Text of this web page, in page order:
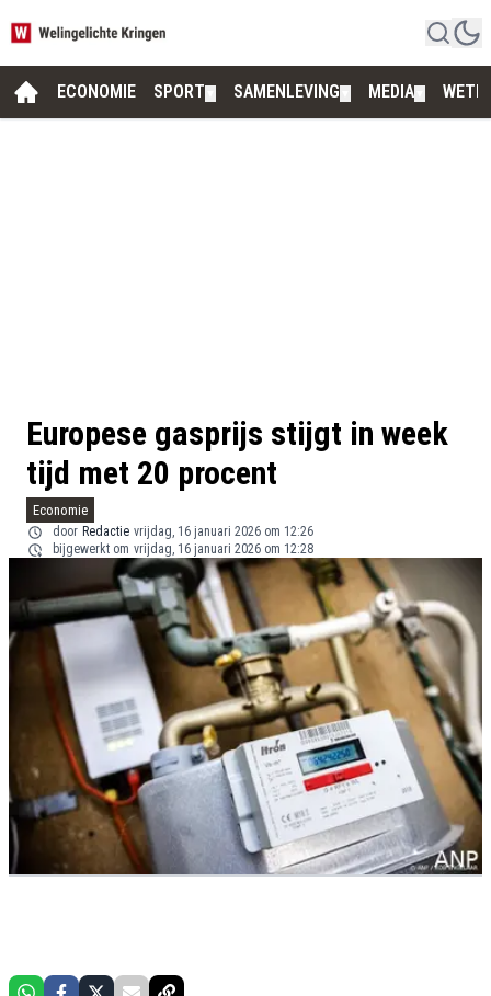
ECONOMIE SPORT SAMENLEVING MEDIA
Europese gasprijs stijgt in week
tijd met 20 procent
Economie
door Redactie vrijdag, 16 januari 2026 om 12:26
bijgewerkt om vrijdag, 16 januari 2026 om 12:28